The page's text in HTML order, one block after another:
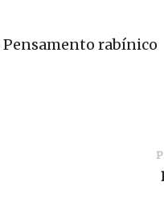
Pensamento rabínico